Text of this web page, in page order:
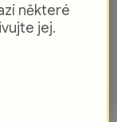
některé
jej.